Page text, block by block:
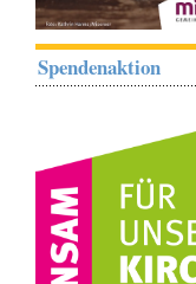
Spendenaktion